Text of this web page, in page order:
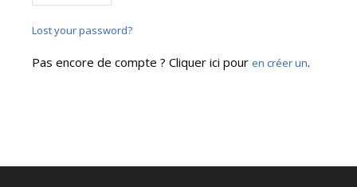
Lost your password?
Pas encore de compte ? Cliquer ici pour en créer un.